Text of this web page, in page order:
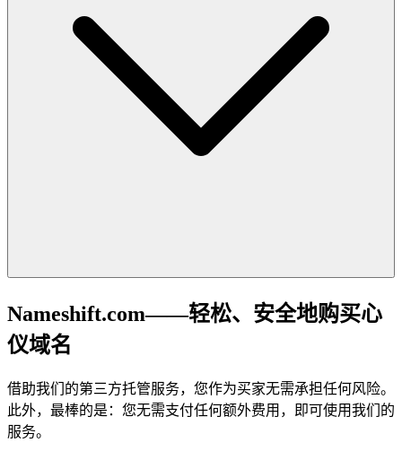
Nameshift.com——轻松、安全地购买心
仪域名
借助我们的第三方托管服务，您作为买家无需承担任何风险。
此外，最棒的是：您无需支付任何额外费用，即可使用我们的
服务。